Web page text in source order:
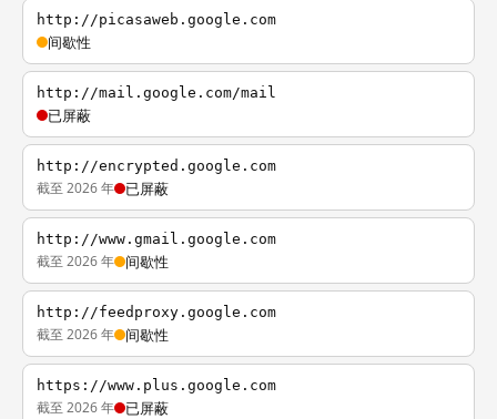
http://picasaweb.google.com
间歇性
http://mail.google.com/mail
已屏蔽
http://encrypted.google.com
截至 2026 年 已屏蔽
http://www.gmail.google.com
截至 2026 年 间歇性
http://feedproxy.google.com
截至 2026 年 间歇性
https://www.plus.google.com
截至 2026 年 已屏蔽